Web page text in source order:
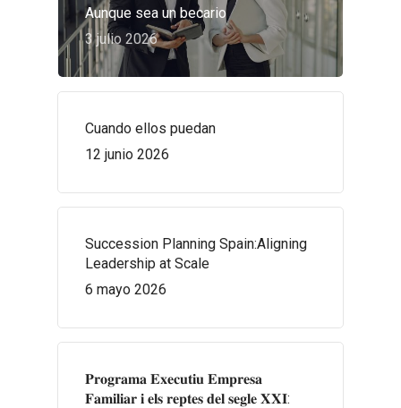
Aunque sea un becario
3 julio 2026
Cuando ellos puedan
12 junio 2026
Succession Planning Spain:Aligning
Leadership at Scale
6 mayo 2026
𝐏𝐫𝐨𝐠𝐫𝐚𝐦𝐚 𝐄𝐱𝐞𝐜𝐮𝐭𝐢𝐮 𝐄𝐦𝐩𝐫𝐞𝐬𝐚
𝐅𝐚𝐦𝐢𝐥𝐢𝐚𝐫 𝐢 𝐞𝐥𝐬 𝐫𝐞𝐩𝐭𝐞𝐬 𝐝𝐞𝐥 𝐬𝐞𝐠𝐥𝐞 𝐗𝐗𝐈: